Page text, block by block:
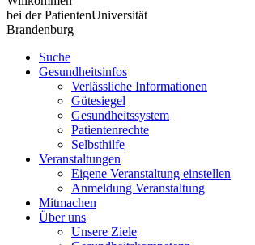
bei der PatientenUniversität
Brandenburg
Suche
Gesundheitsinfos
Verlässliche Informationen
Gütesiegel
Gesundheitssystem
Patientenrechte
Selbsthilfe
Veranstaltungen
Eigene Veranstaltung einstellen
Anmeldung Veranstaltung
Mitmachen
Über uns
Unsere Ziele